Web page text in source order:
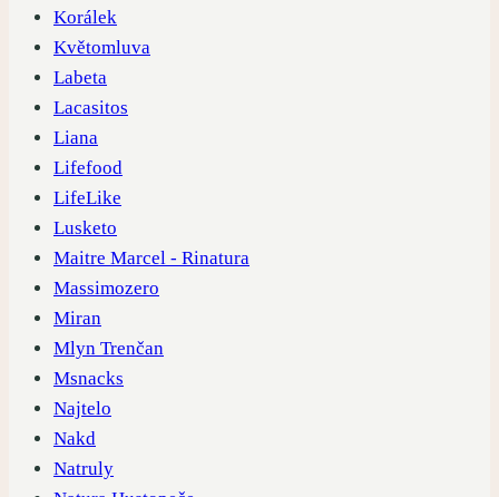
Korálek
Květomluva
Labeta
Lacasitos
Liana
Lifefood
LifeLike
Lusketo
Maitre Marcel - Rinatura
Massimozero
Miran
Mlyn Trenčan
Msnacks
Najtelo
Nakd
Natruly